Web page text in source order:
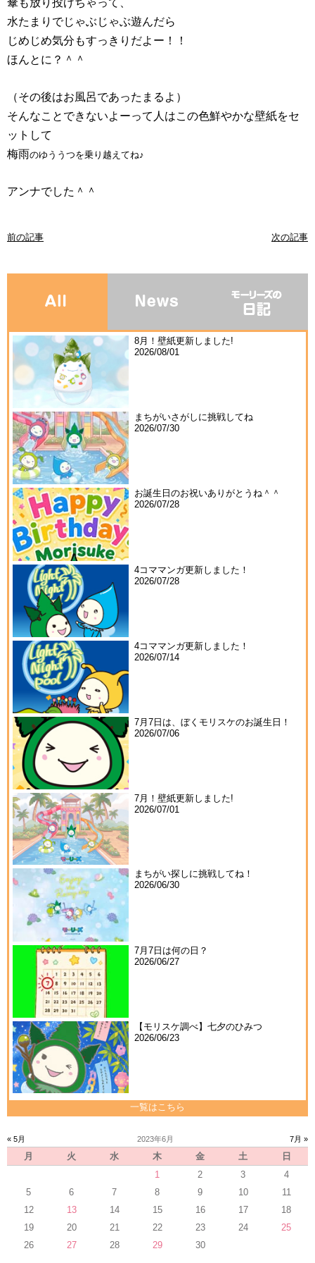
傘も放り投げちゃって、
水たまりでじゃぶじゃぶ遊んだら
じめじめ気分もすっきりだよー！！
ほんとに？＾＾
（その後はお風呂であったまるよ）
そんなことできないよーって人はこの色鮮やかな壁紙をセ
ットして
梅雨のゆううつを乗り越えてね♪
アンナでした＾＾
前の記事 次の記事
8月！壁紙更新しました!
2026/08/01
まちがいさがしに挑戦してね
2026/07/30
お誕生日のお祝いありがとうね＾＾
2026/07/28
4コママンガ更新しました！
2026/07/28
4コママンガ更新しました！
2026/07/14
7月7日は、ぼくモリスケのお誕生日！
2026/07/06
7月！壁紙更新しました!
2026/07/01
まちがい探しに挑戦してね！
2026/06/30
7月7日は何の日？
2026/06/27
【モリスケ調べ】七夕のひみつ
2026/06/23
一覧はこちら
« 5月 2023年6月 7月 »
月 火 水 木 金 土
日
1
2 3
4
5
6 7 8 9 10
11
12
13 14 15 16 17
18
19
20 21 22 23 24
25
26
27 28 29 30